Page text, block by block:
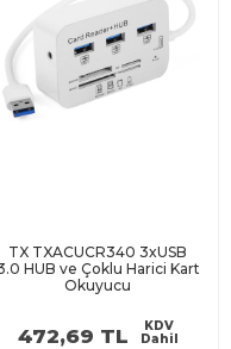
TX TXACUCR340 3xUSB
HUB ve Çoklu Harici Kart
Okuyucu
472,69 TL
KDV
Dahil